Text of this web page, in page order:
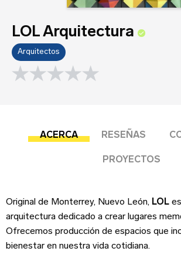
LOL Arquitectura
Arquitectos
0.0 rating
ACERCA RESEÑAS
PROYECTOS
Original de Monterrey, Nuevo León, LOL
arquitectura dedicado a crear lugares
Ofrecemos producción de espacios que
bienestar en nuestra vida cotidiana.
Esta reseña se basa en mi propia
es mi opinión genuina.
Sobre tu negocio